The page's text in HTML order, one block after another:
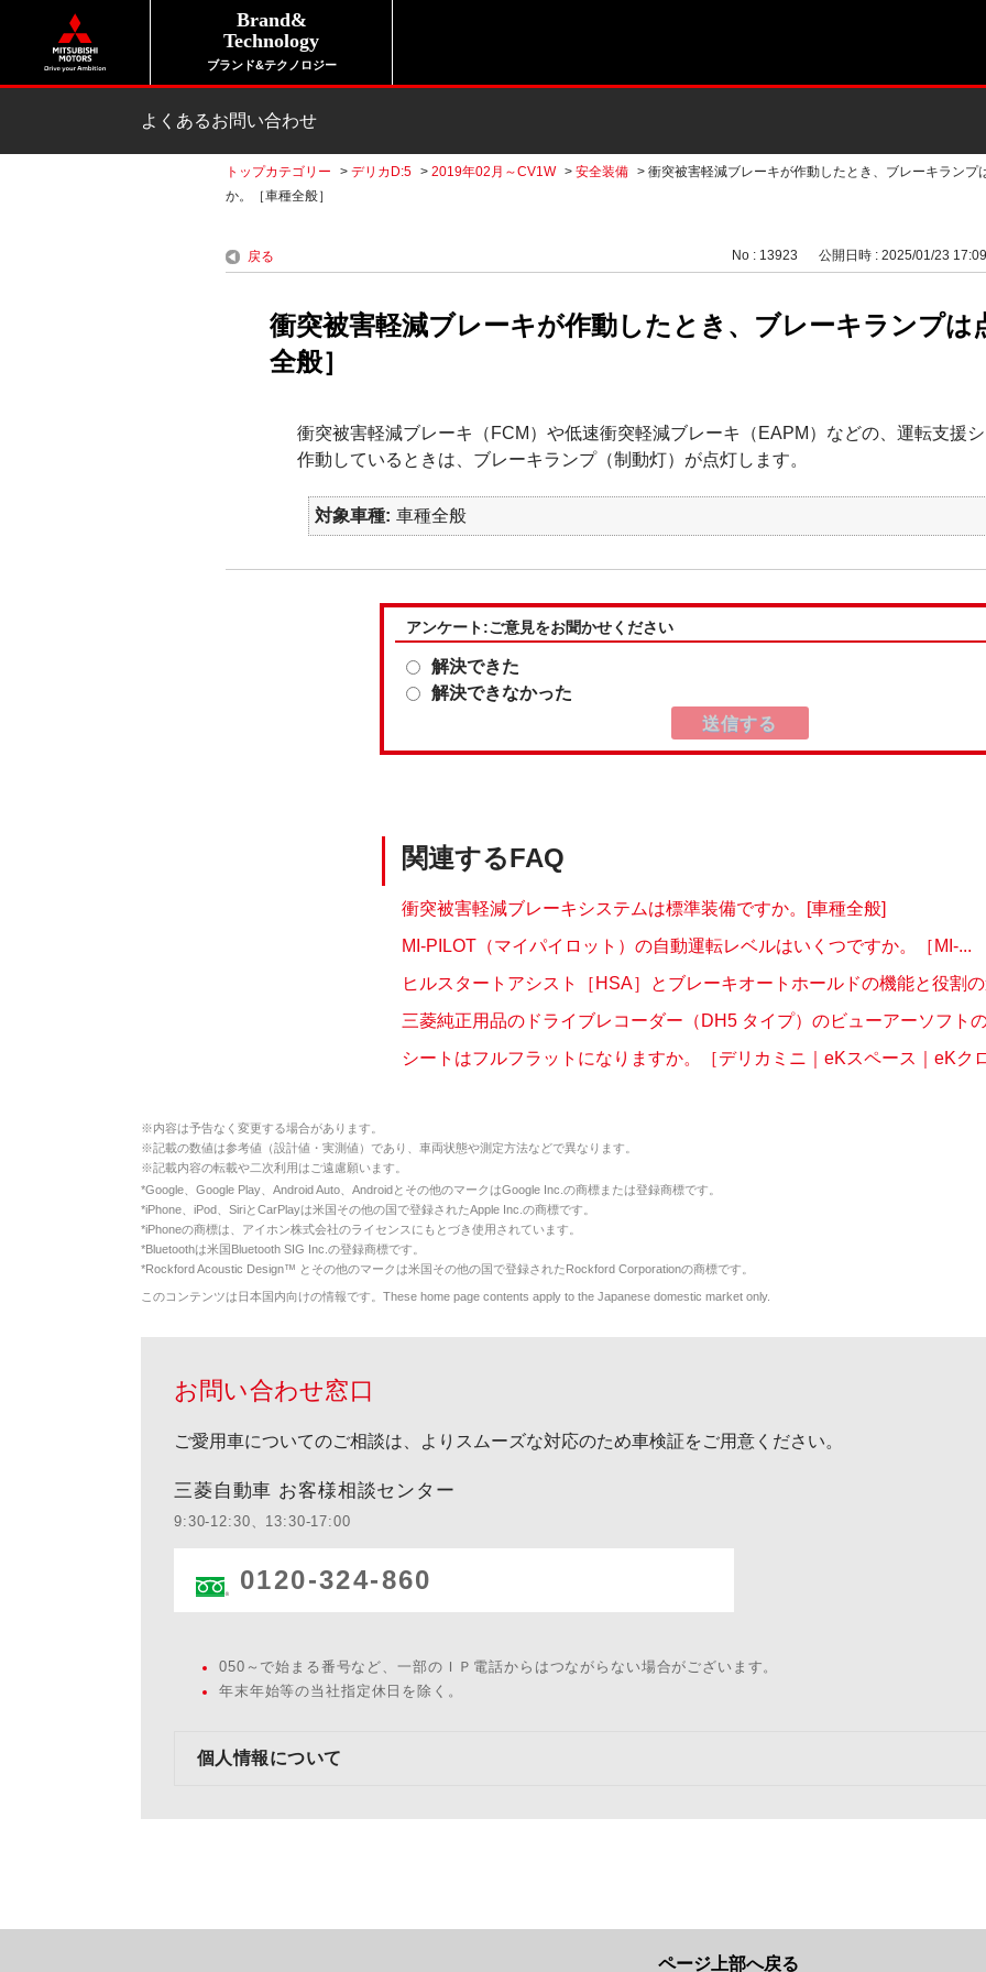
Brand&
Technology
ブランド&テクノロジー
よくあるお問い合わせ
トップカテゴリー > デリカD:5 > 2019年02月～CV1W > 安全装備 > 衝突被害軽減ブレーキが作動したとき、ブレーキランプ
か。［車種全般］
戻る No : 13923 公開日時 : 2025/01/23 17:09
衝突被害軽減ブレーキが作動したとき、ブレーキランプは
全般］
衝突被害軽減ブレーキ（FCM）や低速衝突軽減ブレーキ（EAPM）などの、運転支援
作動しているときは、ブレーキランプ（制動灯）が点灯します。
対象車種 車種全般
アンケート:ご意見をお聞かせください
解決できた
解決できなかった
関連するFAQ
衝突被害軽減ブレーキシステムは標準装備ですか。[車種全般]
MI-PILOT（マイパイロット）の自動運転レベルはいくつですか。［MI-...
ヒルスタートアシスト［HSA］とブレーキオートホールドの機能と役割
三菱純正用品のドライブレコーダー（DH5 タイプ）のビューアーソフト
シートはフルフラットになりますか。［デリカミニ｜eKスペース｜eKク
※内容は予告なく変更する場合があります。
※記載の数値は参考値（設計値・実測値）であり、車両状態や測定方法などで異なります。
※記載内容の転載や二次利用はご遠慮願います。
*Google、Google Play、Android Auto、Androidとその他のマークはGoogle Inc.の商標または登録商標です。
*iPhone、iPod、SiriとCarPlayは米国その他の国で登録されたApple Inc.の商標です。
*iPhoneの商標は、アイホン株式会社のライセンスにもとづき使用されています。
*Bluetoothは米国Bluetooth SIG Inc.の登録商標です。
*Rockford Acoustic Design™ とその他のマークは米国その他の国で登録されたRockford Corporationの商標です。
このコンテンツは日本国内向けの情報です。These home page contents apply to the Japanese domestic market only.
お問い合わせ窓口
ご愛用車についてのご相談は、よりスムーズな対応のため車検証をご用意ください。
三菱自動車 お客様相談センター
9:30-12:30、13:30-17:00
0120-324-860
050～で始まる番号など、一部のＩＰ電話からはつながらない場合がございます。
年末年始等の当社指定休日を除く。
個人情報について
ページ上部へ戻る